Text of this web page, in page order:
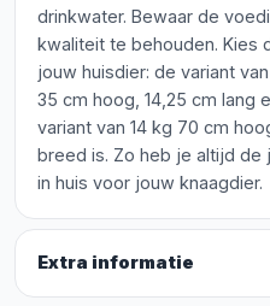
drinkwater. Bewaar de
kwaliteit te behouden. Kies
jouw huisdier: de variant
35 cm hoog, 14,25 cm lang
variant van 14 kg 70 cm
breed is. Zo heb je altijd
in huis voor jouw knaagdier.
Extra informatie